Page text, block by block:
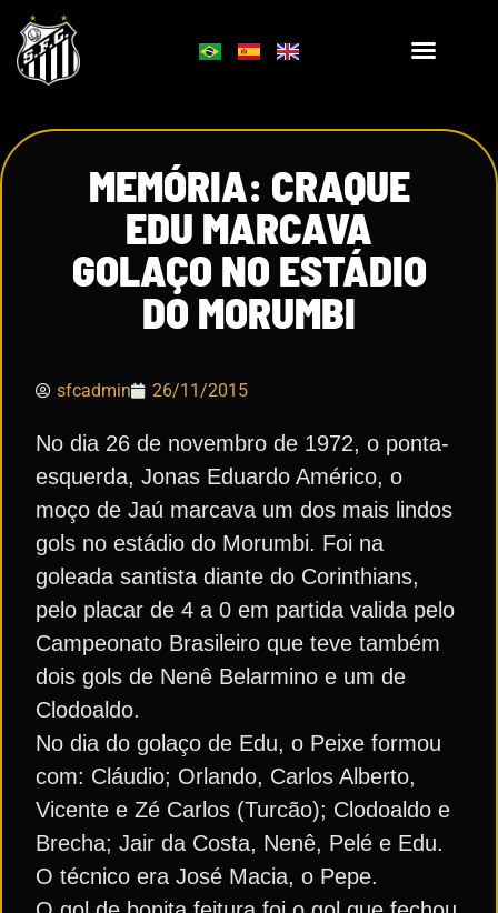
MEMÓRIA: CRAQUE
EDU MARCAVA
GOLAÇO NO ESTÁDIO
DO MORUMBI
sfcadmin 26/11/2015
No dia 26 de novembro de 1972, o ponta-
esquerda, Jonas Eduardo Américo, o
moço de Jaú marcava um dos mais lindos
gols no estádio do Morumbi. Foi na
goleada santista diante do Corinthians,
pelo placar de 4 a 0 em partida valida pelo
Campeonato Brasileiro que teve também
dois gols de Nenê Belarmino e um de
Clodoaldo.
No dia do golaço de Edu, o Peixe formou
com: Cláudio; Orlando, Carlos Alberto,
Vicente e Zé Carlos (Turcão); Clodoaldo e
Brecha; Jair da Costa, Nenê, Pelé e Edu.
O técnico era José Macia, o Pepe.